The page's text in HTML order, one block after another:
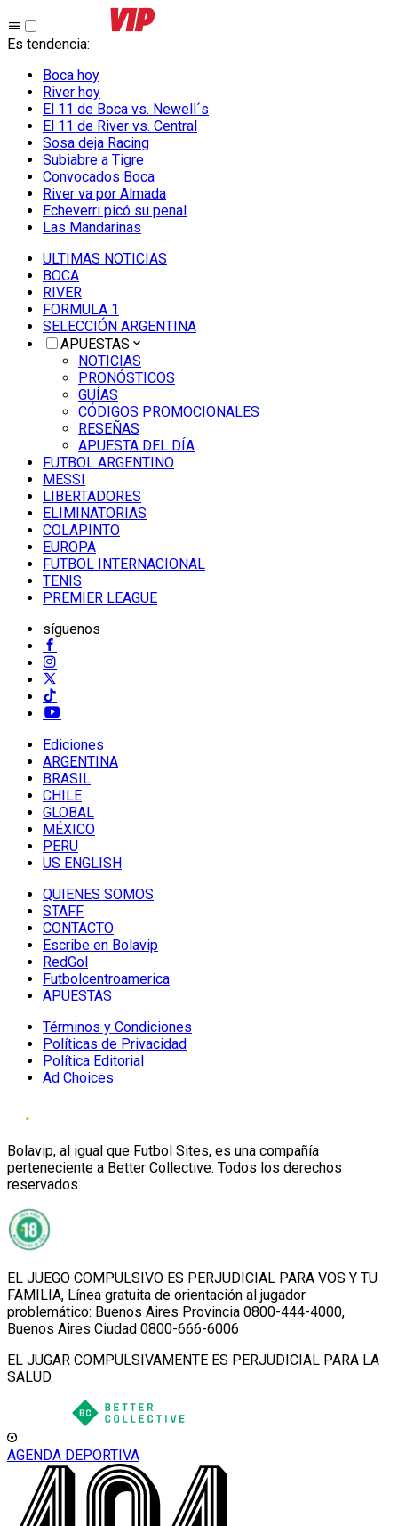
Es tendencia:
Boca hoy
River hoy
El 11 de Boca vs. Newell´s
El 11 de River vs. Central
Sosa deja Racing
Subiabre a Tigre
Convocados Boca
River va por Almada
Echeverri picó su penal
Las Mandarinas
ULTIMAS NOTICIAS
BOCA
RIVER
FORMULA 1
SELECCIÓN ARGENTINA
APUESTAS
NOTICIAS
PRONÓSTICOS
GUÍAS
CÓDIGOS PROMOCIONALES
RESEÑAS
APUESTA DEL DÍA
FUTBOL ARGENTINO
MESSI
LIBERTADORES
ELIMINATORIAS
COLAPINTO
EUROPA
FUTBOL INTERNACIONAL
TENIS
PREMIER LEAGUE
síguenos
Ediciones
ARGENTINA
BRASIL
CHILE
GLOBAL
MÉXICO
PERU
US ENGLISH
QUIENES SOMOS
STAFF
CONTACTO
Escribe en Bolavip
RedGol
Futbolcentroamerica
APUESTAS
Términos y Condiciones
Políticas de Privacidad
Política Editorial
Ad Choices
Bolavip, al igual que Futbol Sites, es una compañía
perteneciente a Better Collective. Todos los derechos
reservados.
EL JUEGO COMPULSIVO ES PERJUDICIAL PARA VOS Y TU
FAMILIA, Línea gratuita de orientación al jugador
problemático: Buenos Aires Provincia 0800-444-4000,
Buenos Aires Ciudad 0800-666-6006
EL JUGAR COMPULSIVAMENTE ES PERJUDICIAL PARA LA
SALUD.
AGENDA DEPORTIVA